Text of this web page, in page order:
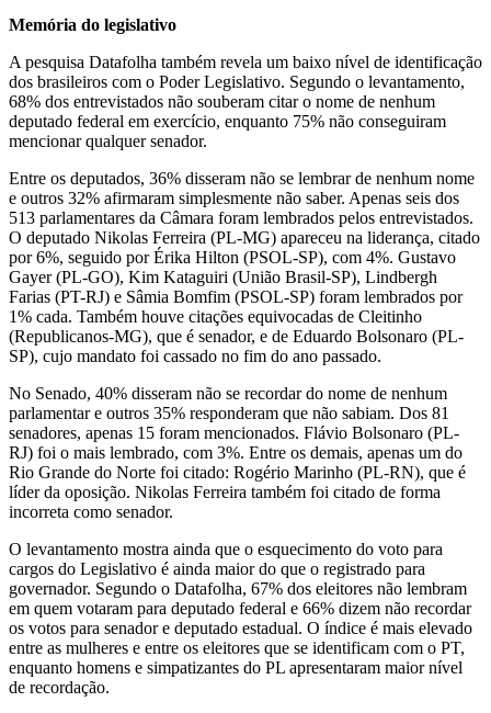
Memória do legislativo
A pesquisa Datafolha também revela um baixo nível de identificação
dos brasileiros com o Poder Legislativo. Segundo o levantamento,
68% dos entrevistados não souberam citar o nome de nenhum
deputado federal em exercício, enquanto 75% não conseguiram
mencionar qualquer senador.
Entre os deputados, 36% disseram não se lembrar de nenhum nome
e outros 32% afirmaram simplesmente não saber. Apenas seis dos
513 parlamentares da Câmara foram lembrados pelos entrevistados.
O deputado Nikolas Ferreira (PL-MG) apareceu na liderança, citado
por 6%, seguido por Érika Hilton (PSOL-SP), com 4%. Gustavo
Gayer (PL-GO), Kim Kataguiri (União Brasil-SP), Lindbergh
Farias (PT-RJ) e Sâmia Bomfim (PSOL-SP) foram lembrados por
1% cada. Também houve citações equivocadas de Cleitinho
(Republicanos-MG), que é senador, e de Eduardo Bolsonaro (PL-
SP), cujo mandato foi cassado no fim do ano passado.
No Senado, 40% disseram não se recordar do nome de nenhum
parlamentar e outros 35% responderam que não sabiam. Dos 81
senadores, apenas 15 foram mencionados. Flávio Bolsonaro (PL-
RJ) foi o mais lembrado, com 3%. Entre os demais, apenas um do
Rio Grande do Norte foi citado: Rogério Marinho (PL-RN), que é
líder da oposição. Nikolas Ferreira também foi citado de forma
incorreta como senador.
O levantamento mostra ainda que o esquecimento do voto para
cargos do Legislativo é ainda maior do que o registrado para
governador. Segundo o Datafolha, 67% dos eleitores não lembram
em quem votaram para deputado federal e 66% dizem não recordar
os votos para senador e deputado estadual. O índice é mais elevado
entre as mulheres e entre os eleitores que se identificam com o PT,
enquanto homens e simpatizantes do PL apresentaram maior nível
de recordação.